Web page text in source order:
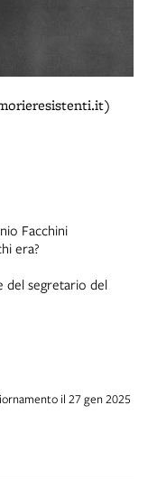
Facchini
era?
del segretario del
il 27 gen 2025